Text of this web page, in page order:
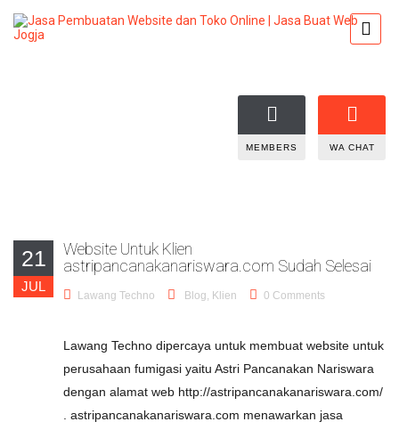
MEMBERS WA CHAT
21
JUL
Website Untuk Klien
astripancanakanariswara.com Sudah Selesai
Lawang Techno Blog, Klien 0 Comments
Lawang Techno dipercaya untuk membuat website untuk
perusahaan fumigasi yaitu Astri Pancanakan Nariswara
dengan alamat web http://astripancanakanariswara.com/
. astripancanakanariswara.com menawarkan jasa